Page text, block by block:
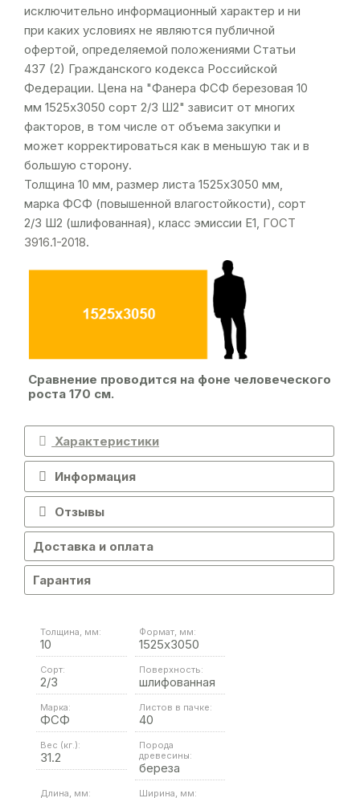
исключительно информационный характер и ни
при каких условиях не являются публичной
офертой, определяемой положениями Статьи
437 (2) Гражданского кодекса Российской
Федерации. Цена на "Фанера ФСФ березовая 10
мм 1525х3050 сорт 2/3 Ш2" зависит от многих
факторов, в том числе от объема закупки и
может корректироваться как в меньшую так и в
большую сторону.
Толщина 10 мм, размер листа 1525х3050 мм,
марка ФСФ (повышенной влагостойкости), сорт
2/3 Ш2 (шлифованная), класс эмиссии Е1, ГОСТ
3916.1-2018.
Сравнение проводится на фоне человеческого
роста 170 см.
Характеристики
Информация
Отзывы
Доставка и оплата
Гарантия
Толщина, мм:
10
Формат, мм:
1525х3050
Сорт:
2/3
Поверхность:
шлифованная
Марка:
ФСФ
Листов в пачке:
40
Вес (кг.):
31.2
Порода
древесины:
береза
Длина, мм: Ширина, мм: